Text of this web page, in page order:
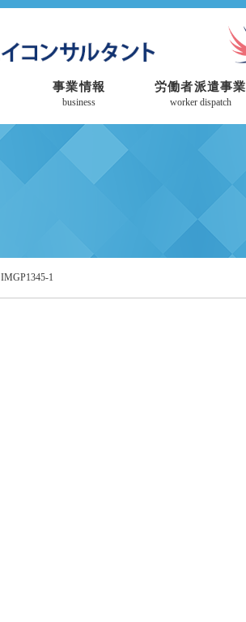
事業情報
business
労働者派遣事業
worker dispatch
IMGP1345-1